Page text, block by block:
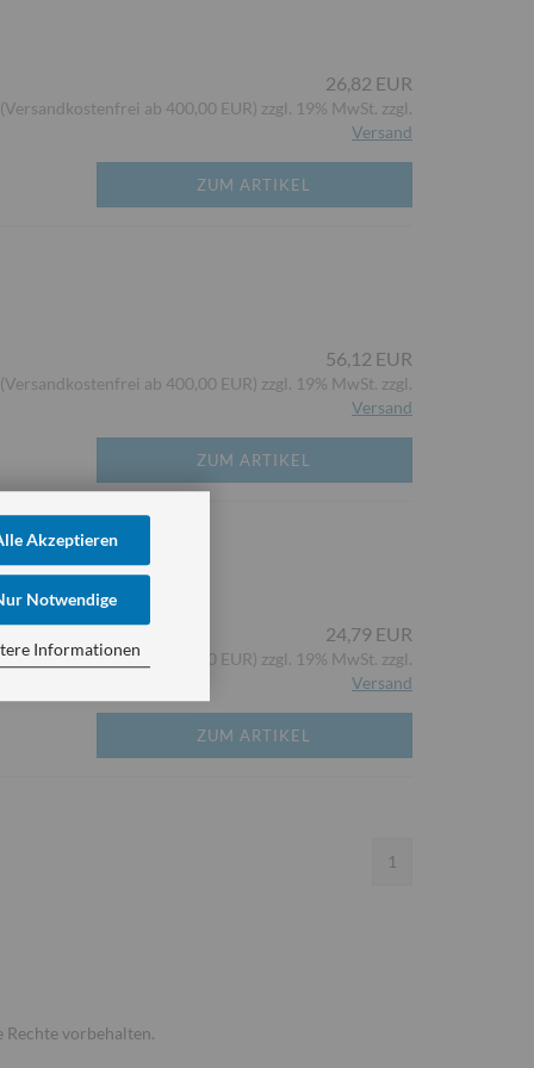
Akzeptieren
Notwendige
Informationen
26,82 EUR
(Versandkostenfrei ab 400,00 EUR) zzgl. 19% MwSt. zzgl.
Versand
ZUM ARTIKEL
56,12 EUR
(Versandkostenfrei ab 400,00 EUR) zzgl. 19% MwSt. zzgl.
Versand
ZUM ARTIKEL
24,79 EUR
(Versandkostenfrei ab 400,00 EUR) zzgl. 19% MwSt. zzgl.
Versand
ZUM ARTIKEL
1
vorbehalten.